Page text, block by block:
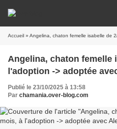
Accueil » Angelina, chaton femelle isabelle de 2/3
Angelina, chaton femelle
l'adoption -> adoptée
Publié le 23/10/2025 à 13:58
Par chamania.over-blog.com